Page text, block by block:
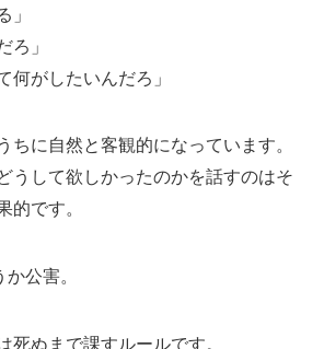
」
ろ」
何がしたいんだろ」
ちに自然と客観的になっています。
うして欲しかったのかを話すのはそ
です。
公害。
死ぬまで課すルールです。